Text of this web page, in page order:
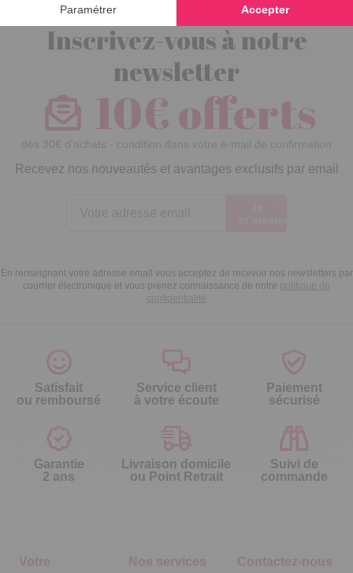
Inscrivez-vous à notre
newsletter
10€ offerts
dès 30€ d’achats - condition dans votre e-mail de confirmation
Recevez nos nouveautés et avantages exclusifs par email
En renseignant votre adresse email vous acceptez de recevoir nos newsletters par
courrier électronique et vous prenez connaissance de notre politique de
confidentialité
Satisfait
ou remboursé
Service client
à votre écoute
Paiement
sécurisé
Garantie
2 ans
Livraison domicile
ou Point Retrait
Suivi de
commande
Votre
Nos services Contactez-nous